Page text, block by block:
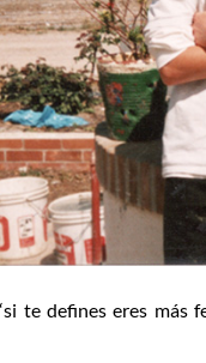
te defines eres más